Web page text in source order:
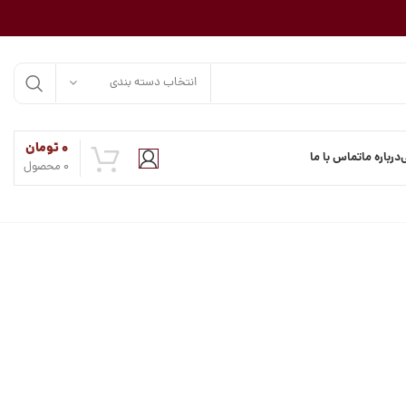
انتخاب دسته بندی
درباره ماتماس با ما 0 محصول
۰تومان